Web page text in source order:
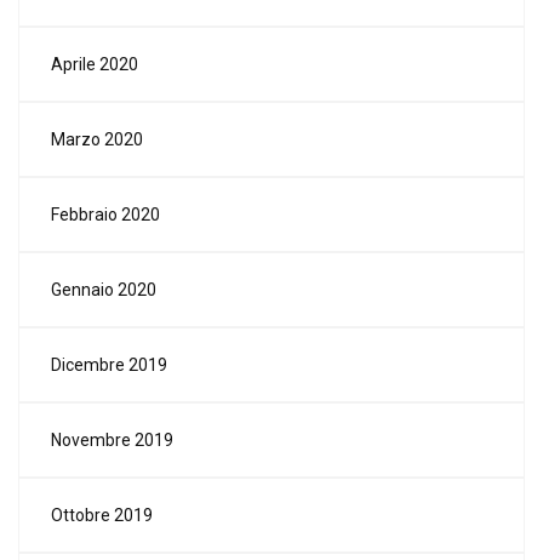
Aprile 2020
Marzo 2020
Febbraio 2020
Gennaio 2020
Dicembre 2019
Novembre 2019
Ottobre 2019